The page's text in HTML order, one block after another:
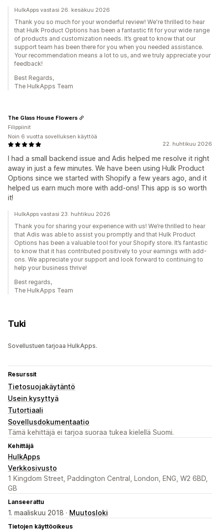
HulkApps vastasi 26. kesäkuu 2026
Thank you so much for your wonderful review! We're thrilled to hear
that Hulk Product Options has been a fantastic fit for your wide range
of products and customization needs. It’s great to know that our
support team has been there for you when you needed assistance.
Your recommendation means a lot to us, and we truly appreciate your
feedback!
Best Regards,
The HulkApps Team
22. huhtikuu 2026
I had a small backend issue and Adis helped me resolve it right
away in just a few minutes. We have been using Hulk Product
Options since we started with Shopify a few years ago, and it
helped us earn much more with add-ons! This app is so worth
it!
The Glass House Flowers
Filippiinit
Noin 6 vuotta sovelluksen käyttöä
HulkApps vastasi 23. huhtikuu 2026
Thank you for sharing your experience with us! We’re thrilled to hear
that Adis was able to assist you promptly and that Hulk Product
Options has been a valuable tool for your Shopify store. It’s fantastic
to know that it has contributed positively to your earnings with add-
ons. We appreciate your support and look forward to continuing to
help your business thrive!
Best regards,
The HulkApps Team
Tuki
Sovellustuen tarjoaa HulkApps.
Resurssit
Tietosuojakäytäntö
Usein kysyttyä
Tutortiaali
Sovellusdokumentaatio
Tämä kehittäjä ei tarjoa suoraa tukea kielellä Suomi.
Kehittäjä
HulkApps
Verkkosivusto
1 Kingdom Street, Paddington Central, London, ENG, W2 6BD,
GB
Lanseerattu
1. maaliskuu 2018 · Muutosloki
Tietojen käyttöoikeus